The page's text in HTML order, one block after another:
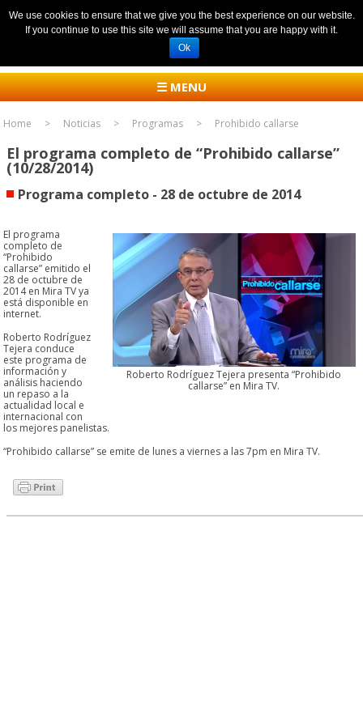
☰ MENU
Home Noticias Programas Prohibido callarse
El programa completo de “Prohibido callarse”
(10/28/2014)
Programa completo - 28 de octubre de 2014
Roberto Rodríguez Tejera presenta “Prohibido
callarse” en Mira TV.
El programa
completo de
“Prohibido
callarse” emitido el
28 de octubre de
2014 en Mira TV ya
está disponible en
internet.
Roberto Rodríguez
Tejera conduce
este programa de
información y
análisis haciendo
un repaso a la
actualidad local e
internacional con
los mejores panelistas.
“Prohibido callarse” se emite de lunes a viernes a las 7pm en Mira TV.
We use cookies to ensure that we give you the best experience on our website.
If you continue to use this site we will assume that you are happy with it.
Ok